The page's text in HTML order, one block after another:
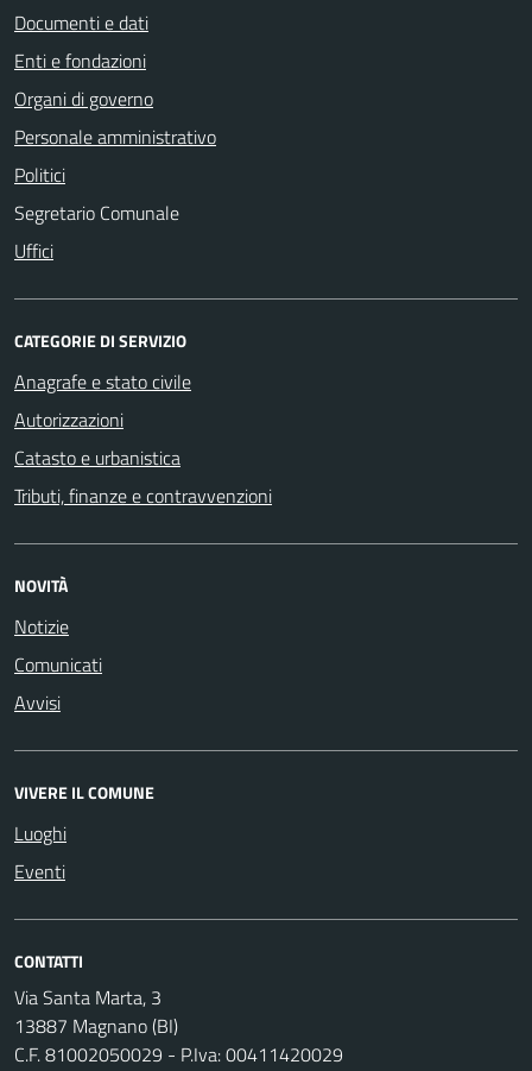
Documenti e dati
Enti e fondazioni
Organi di governo
Personale amministrativo
Politici
Segretario Comunale
Uffici
CATEGORIE DI SERVIZIO
Anagrafe e stato civile
Autorizzazioni
Catasto e urbanistica
Tributi, finanze e contravvenzioni
NOVITÀ
Notizie
Comunicati
Avvisi
VIVERE IL COMUNE
Luoghi
Eventi
CONTATTI
Via Santa Marta, 3
13887 Magnano (BI)
C.F. 81002050029 - P.Iva: 00411420029